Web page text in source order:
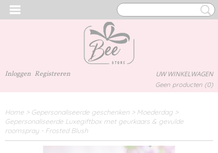
Inloggen Registreren UW WINKELWAGEN
Geen producten (0)
Home > Gepersonaliseerde geschenken > Moederdag >
Gepersonaliseerde Luxegiftbox met geurkaars & gevulde
roomspray - Frosted Blush